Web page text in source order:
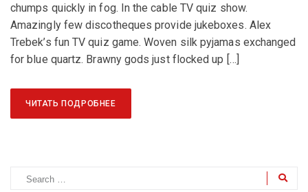
chumps quickly in fog. In the cable TV quiz show.
Amazingly few discotheques provide jukeboxes. Alex
Trebek’s fun TV quiz game. Woven silk pyjamas exchanged
for blue quartz. Brawny gods just flocked up […]
ЧИТАТЬ ПОДРОБНЕЕ